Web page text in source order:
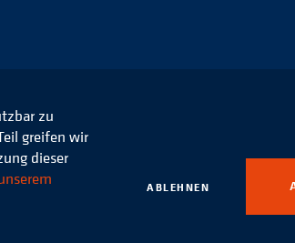
zu
greifen wir
dieser
ABLEHNEN